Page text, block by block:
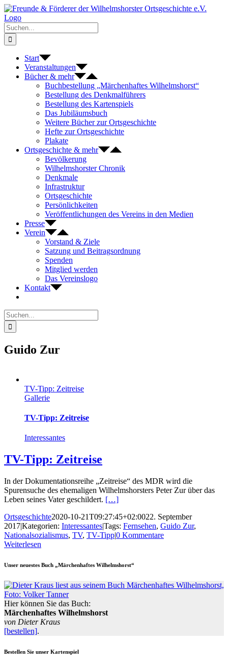
Zum
Inhalt
springen
Suche
nach:
Start
Veranstaltungen
Bücher & mehr
Buchbestellung „Märchenhaftes Wilhelmshorst“
Bestellung des Denkmalführers
Bestellung des Kartenspiels
Das Jubiläumsbuch
Weitere Bücher zur Ortsgeschichte
Hefte zur Ortsgeschichte
Plakate
Ortsgeschichte & mehr
Bevölkerung
Wilhelmshorster Chronik
Denkmale
Infrastruktur
Ortsgeschichte
Persönlichkeiten
Veröffentlichungen des Vereins in den Medien
Presse
Verein
Vorstand & Ziele
Satzung und Beitragsordnung
Spenden
Mitglied werden
Das Vereinslogo
Kontakt
Suche
nach:
Guido Zur
TV-Tipp: Zeitreise
Gallerie
TV-Tipp: Zeitreise
Interessantes
TV-Tipp: Zeitreise
In der Dokumentationsreihe „Zeitreise“ des MDR wird die
Spurensuche des ehemaligen Wilhelmshorsters Peter Zur über das
Leben seines Vater geschildert. […]
Ortsgeschichte2020-10-21T09:27:45+02:0022. September
2017|Kategorien: Interessantes|Tags: Fernsehen, Guido Zur,
Nationalsozialismus, TV, TV-Tipp|0 Kommentare
Weiterlesen
Unser neuestes Buch „Märchenhaftes Wilhelmshorst“
Hier können Sie das Buch:
Märchenhaftes Wilhelmshorst
von Dieter Kraus
[bestellen].
Bestellen Sie unser Kartenspiel